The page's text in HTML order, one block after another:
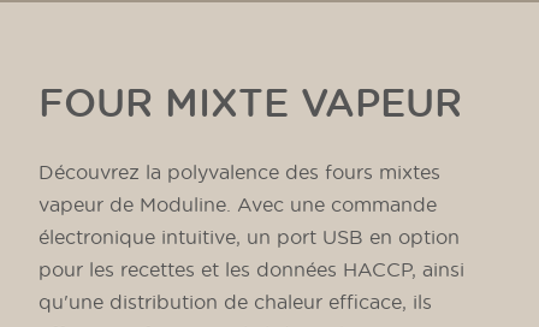
FOUR MIXTE VAPEUR
Découvrez la polyvalence des fours mixtes
vapeur de Moduline. Avec une commande
électronique intuitive, un port USB en option
pour les recettes et les données HACCP, ainsi
qu'une distribution de chaleur efficace, ils